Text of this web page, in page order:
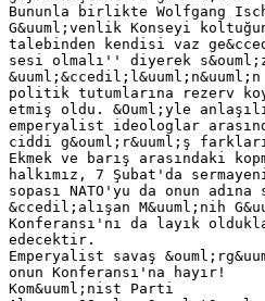
Bununla birlikte Wolfgang
G&uuml;venlik Konseyi
talebinden kendisi vaz
sesi olmalı'' diyerek
&uuml;&ccedil;l&uuml;n&uuml;n
politik tutumlarına rezerv
etmiş oldu. &Ouml;yle
emperyalist ideologlar
ciddi g&ouml;r&uuml;ş
Ekmek ve barış arasındaki
halkımız, 7 Şubat'da
sopası NATO'yu da onun
&ccedil;alışan M&uuml;nih
Konferansı'nı da layık
edecektir.
Emperyalist savaş
onun Konferansı'na hayır!
Kom&uuml;nist Parti